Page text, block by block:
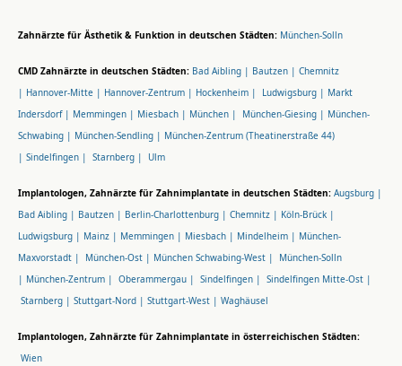
Zahnärzte für Ästhetik & Funktion in deutschen Städten: München-Solln
CMD Zahnärzte in deutschen Städten: Bad Aibling | Bautzen | Chemnitz
| Hannover-Mitte | Hannover-Zentrum | Hockenheim | Ludwigsburg | Markt
Indersdorf | Memmingen | Miesbach | München | München-Giesing | München-
Schwabing | München-Sendling | München-Zentrum (Theatinerstraße 44)
| Sindelfingen | Starnberg | Ulm
Implantologen, Zahnärzte für Zahnimplantate in deutschen Städten: Augsburg |
Bad Aibling | Bautzen | Berlin-Charlottenburg | Chemnitz | Köln-Brück |
Ludwigsburg | Mainz | Memmingen | Miesbach | Mindelheim | München-
Maxvorstadt |
München-Ost | München Schwabing-West |
München-Solln
| München-Zentrum | Oberammergau | Sindelfingen | Sindelfingen Mitte-Ost |
Starnberg | Stuttgart-Nord | Stuttgart-West | Waghäusel
Implantologen, Zahnärzte für Zahnimplantate in österreichischen Städten:
Wien